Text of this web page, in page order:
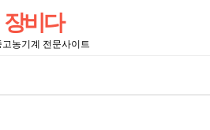
장비다
고농기계 전문사이트